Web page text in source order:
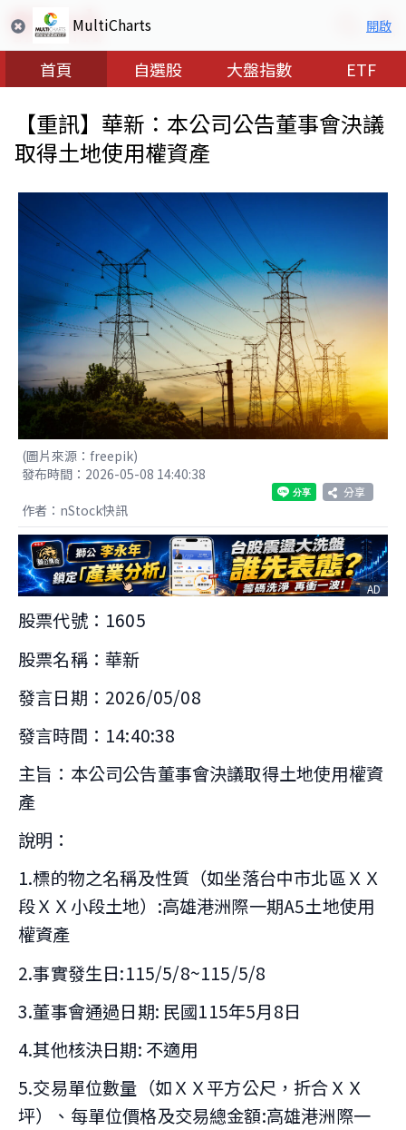
MultiCharts 開啟
首頁 自選股 大盤指數 ETF
【重訊】華新：本公司公告董事會決議
取得土地使用權資產
(圖片來源：freepik)
發布時間：2026-05-08 14:40:38
分享
作者：nStock快訊
AD
股票代號：1605
股票名稱：華新
發言日期：2026/05/08
發言時間：14:40:38
主旨：本公司公告董事會決議取得土地使用權資
產
說明：
1.標的物之名稱及性質（如坐落台中市北區ＸＸ
段ＸＸ小段土地）:高雄港洲際一期A5土地使用
權資產
2.事實發生日:115/5/8~115/5/8
3.董事會通過日期: 民國115年5月8日
4.其他核決日期: 不適用
5.交易單位數量（如ＸＸ平方公尺，折合ＸＸ
坪）、每單位價格及交易總金額:高雄港洲際一